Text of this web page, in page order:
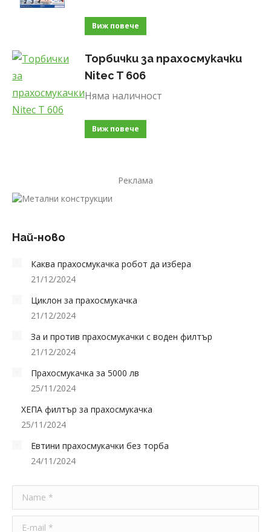
Виж повече
Торбички за прахосмукачки
Nitec T 606
Няма наличност
Виж повече
Реклама
Най-ново
Каква прахосмукачка робот да избера
21/12/2024
Циклон за прахосмукачка
21/12/2024
За и против прахосмукачки с воден филтър
21/12/2024
Прахосмукачка за 5000 лв
25/11/2024
ХЕПА филтър за прахосмукачка
25/11/2024
Евтини прахосмукачки без торба
24/11/2024